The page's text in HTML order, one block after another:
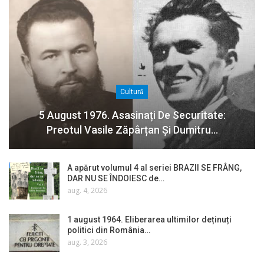
Cultură
5 August 1976. Asasinați De Securitate:
Preotul Vasile Zăpârțan Și Dumitru…
A apărut volumul 4 al seriei BRAZII SE FRÂNG,
DAR NU SE ÎNDOIESC de…
aug. 4, 2026
1 august 1964. Eliberarea ultimilor deținuți
politici din România…
aug. 3, 2026